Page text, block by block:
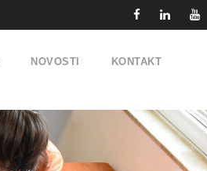
NOVOSTI KONTAKT